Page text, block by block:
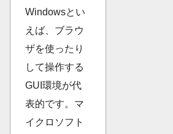
Windowsとい
えば、ブラウ
ザを使ったり
して操作する
GUI環境が代
表的です。マ
イクロソフト